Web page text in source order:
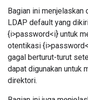
Bagian ini menjelaskan
LDAP default yang
{i>password<i} untuk
otentikasi
gagal berturut-turut
dapat digunakan untuk
direktori.